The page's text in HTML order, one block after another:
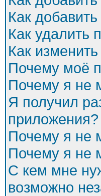
Как
Как удалить
Как
Почему моё
Почему я не
Я получил
приложения?
Почему я не
Почему я не
С кем мне
возможно